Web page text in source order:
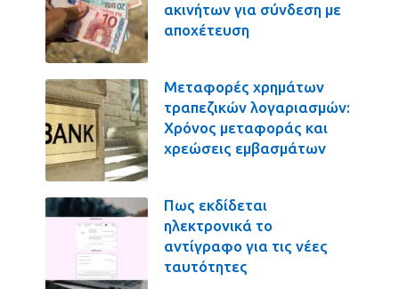
ακινήτων για σύνδεση με
αποχέτευση
Μεταφορές χρημάτων
τραπεζικών λογαριασμών:
Χρόνος μεταφοράς και
χρεώσεις εμβασμάτων
Πως εκδίδεται
ηλεκτρονικά το
αντίγραφο για τις νέες
ταυτότητες